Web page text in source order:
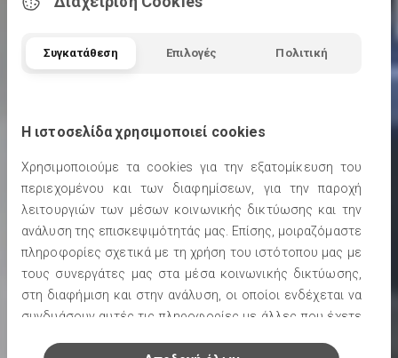
Απόλυτη Εμπειρία
Ψώνια και
Συγκατάθεση Επιλογές Πολιτική
Η ιστοσελίδα χρησιμοποιεί cookies
Χρησιμοποιούμε τα cookies για την εξατομίκευση του
περιεχομένου και των διαφημίσεων, για την παροχή
λειτουργιών των μέσων κοινωνικής δικτύωσης και την
ανάλυση της επισκεψιμότητάς μας. Επίσης, μοιραζόμαστε
πληροφορίες σχετικά με τη χρήση του ιστότοπου μας με
τους συνεργάτες μας στα μέσα κοινωνικής δικτύωσης,
στη διαφήμιση και στην ανάλυση, οι οποίοι ενδέχεται να
συνδυάσουν αυτές τις πληροφορίες με άλλες που έχετε